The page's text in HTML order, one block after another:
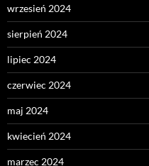
wrzesień 2024
sierpień 2024
lipiec 2024
czerwiec 2024
maj 2024
kwiecień 2024
marzec 2024